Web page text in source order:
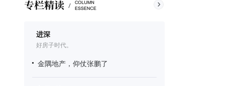
进深
好房子时代。
金隅地产，仰仗张鹏了